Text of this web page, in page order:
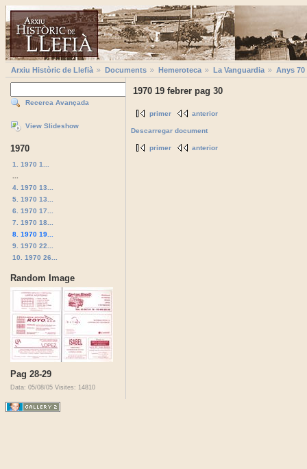
Arxiu Històric de Llefià Documents Hemeroteca La Vanguardia Anys 70
Recerca Avançada
View Slideshow
1970
1. 1970 1...
4. 1970 13...
5. 1970 13...
6. 1970 17...
7. 1970 18...
8. 1970 19...
9. 1970 22...
10. 1970 26...
Random Image
Pag 28-29
Data: 05/08/05 Visites: 14810
1970 19 febrer pag 30
primer anterior
Descarregar document
primer anterior